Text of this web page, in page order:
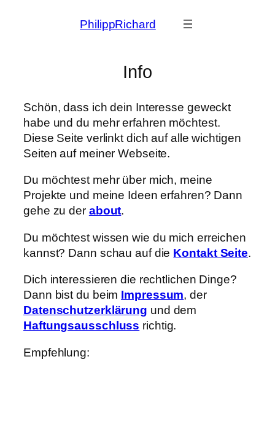
PhilippRichard
Info
Schön, dass ich dein Interesse geweckt
habe und du mehr erfahren möchtest.
Diese Seite verlinkt dich auf alle wichtigen
Seiten auf meiner Webseite.
Du möchtest mehr über mich, meine
Projekte und meine Ideen erfahren? Dann
gehe zu der about.
Du möchtest wissen wie du mich erreichen
kannst? Dann schau auf die Kontakt Seite.
Dich interessieren die rechtlichen Dinge?
Dann bist du beim Impressum, der
Datenschutzerklärung und dem
Haftungsausschluss richtig.
Empfehlung: